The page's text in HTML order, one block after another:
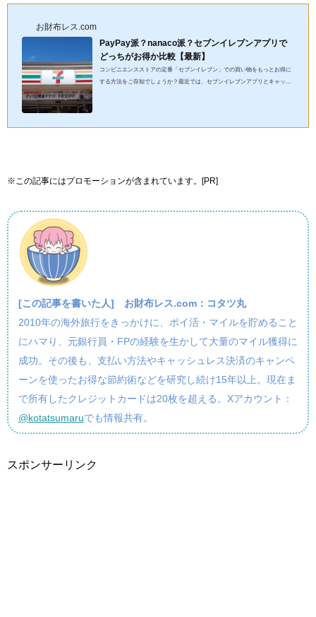
お財布レス.com
PayPay派？nanaco派？セブンイレブンアプリで
どっちがお得か比較【最新】
コンビニエンスストアの定番「セブンイレブン」での買い物をもっとお得に
する方法をご存知でしょうか？最近では、セブンイレブンアプリとキャッシ
※この記事にはプロモーションが含まれています。[PR]
[この記事を書いた人] お財布レス.com：コタツ丸
2010年の海外旅行をきっかけに、ポイ活・マイルを貯めること
にハマり、元銀行員・FPの経験を生かして大量のマイル獲得に
成功。その後も、支払い方法やキャッシュレス決済のキャンペ
ーンを使ったお得な節約術などを研究し続け15年以上。現在ま
で所有したクレジットカードは20枚を超える。Xアカウント：
@kotatsumaruでも情報共有。
スポンサーリンク